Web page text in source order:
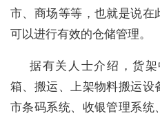
市、商场等等，也就是说
可以进行有效的仓储管理。
据有关人士介绍，货
箱、搬运、上架物料搬运设
市条码系统、收银管理系